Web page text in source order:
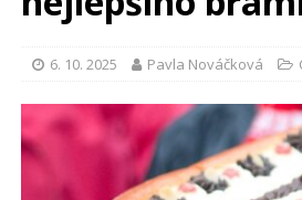
6. 10. 2025 Pavla Nováčková